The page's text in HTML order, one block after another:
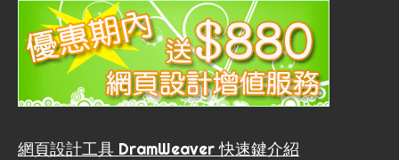
網頁設計工具 DramWeaver 快速鍵介紹